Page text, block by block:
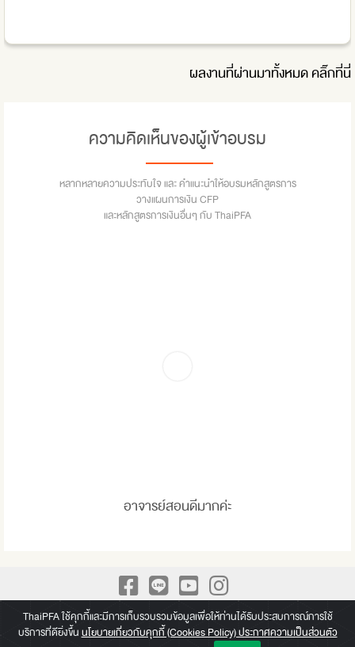
ผลงานที่ผ่านมาทั้งหมดคลิ๊กที่นี่
ความคิดเห็นของผู้เข้าอบรม
หลากหลายความประทับใจ และ คำแนะนำให้อบรมหลักสูตรการ
วางแผนการเงิน CFP
และหลักสูตรการเงินอื่นๆ กับ ThaiPFA
อาจารย์สอนดีมากค่ะ
A Leading Academy for Practical Finance We build up Practical
knowledge beyond a paper of Certificate
ThaiPFA ใช้คุกกี้และมีการเก็บรวบรวมข้อมูลเพื่อให้ท่านได้รับประสบการณ์การใช้
บริการที่ดียิ่งขึ้นนโยบายเกี่ยวกับคุกกี้ (Cookies Policy) ประกาศความเป็นส่วนตัว